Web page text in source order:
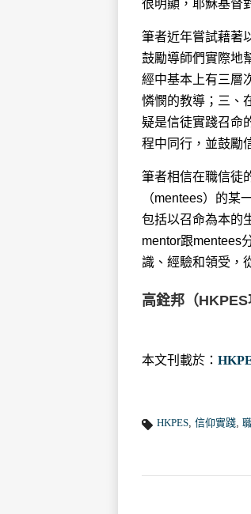
很明顯，耶穌基督
筆者近年嘗試藉著
鼓勵導師們實際地
經中基本上有三層
憐憫的教導；三、
疑是信徒實踐召命
程中同行，並鼓勵
筆者相信在職信徒
（mentees）的某
包括以召命為本的
mentor跟mentees
識、經驗和領受，
高銓邦（HKPES
本文刊載於：
HKPES,信仰實踐,